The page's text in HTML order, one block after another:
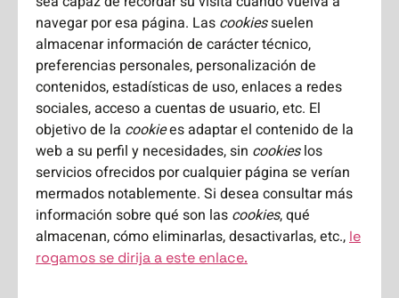
navegar por esa página. Las cookiessuelen
almacenar información de carácter técnico,
preferencias personales, personalización de
contenidos, estadísticas de uso, enlaces a redes
sociales, acceso a cuentas de usuario, etc. El
objetivo de la cookiees adaptar el contenido de la
web a su perfil y necesidades, sin cookieslos
servicios ofrecidos por cualquier página se verían
mermados notablemente. Si desea consultar más
información sobre qué son las cookies, qué
almacenan, cómo eliminarlas, desactivarlas, etc., le
rogamos se dirija a este enlace.